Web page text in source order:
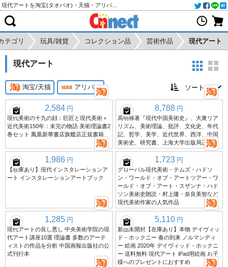
テゴリ 玩具/雑貨 コレクション品 芸術作品 現代アート
現代アート
淘宝/天猫 アリババ
2,584 円
現代美術の十九の顔：巨匠と現代美術＋
近代美術150年：未完の物語 美術理論書2
巻セット 鳳凰新華書店旗艦店正規書籍
8,788 円
高明禄著『現代中国美術史』、大衆リア
リズム、美術理論、批評、文化史、年代
記、哲学、美学、近代世界、西洋、中国
美術史、研究書、上海大学出版局正規版
1,986 円
【在庫あり】現代インスタレーションア
ート インスタレーションアートブック
1,723 円
グローバル現代美術・テムズ・ハドソ
ン・ワールド・オブ・アートツアー・ワ
ールド・オブ・アート・スザンナ・ハド
ソン美術史朗読・村上隆・奈良美智など
現代美術作家の人気作品
1,285 円
現代アートの良し悪し 中央美術学院の現
代アート講座10選 理論書 多数のアーテ
ィストの作品を分析 中国画報出版社の公
式刊行本
5,110 円
新品未開封【在庫あり】本物 デイヴィッ
ド・ホックニー 春の到来 ノルマンディ
ー 絵画 2020年 デイヴィッド・ホックニ
ー 送料無料 現代アート iPad用絵画 お子
様へのプレゼントにおすすめ